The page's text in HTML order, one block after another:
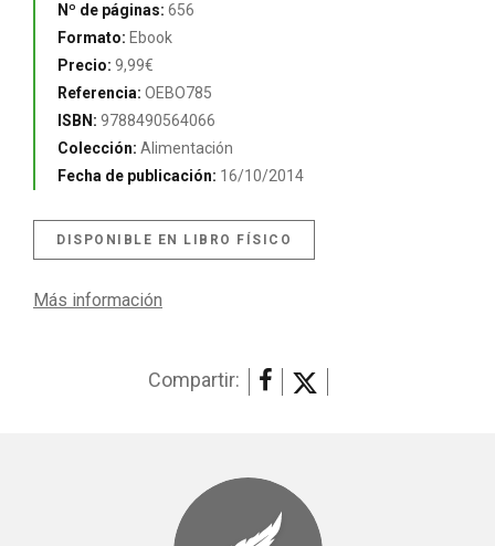
Nº de páginas: 656
Formato: Ebook
Precio: 9,99€
Referencia: OEBO785
ISBN: 9788490564066
Colección: Alimentación
Fecha de publicación: 16/10/2014
DISPONIBLE EN LIBRO FÍSICO
Más información
Compartir: